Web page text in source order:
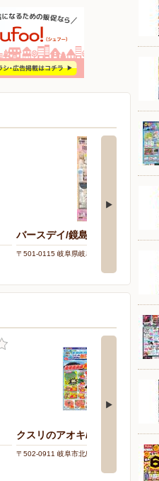
バースデイ/鏡島店
〒501-0115 岐阜県岐阜市鏡島南4-1-4
クスリのアオキ/北島店
〒502-0911 岐阜市北島3-1-5